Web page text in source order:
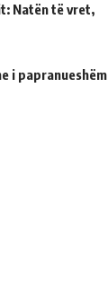
Natën të vret,
i papranueshëm